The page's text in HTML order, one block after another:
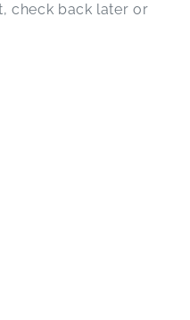
check back later or